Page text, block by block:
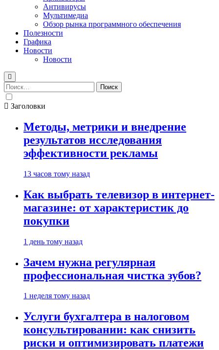
Антивирусы
Мультимедиа
Обзор рынка программного обеспечения
Полезности
Графика
Новости
Новости
Найти:
Заголовки
Методы, метрики и внедрение
результатов исследования
эффективности рекламы
13 часов тому назад
Как выбрать телевизор в интернет-
магазине: от характеристик до
покупки
1 день тому назад
Зачем нужна регулярная
профессиональная чистка зубов?
1 неделя тому назад
Услуги бухгалтера в налоговом
консультировании: как снизить
риски и оптимизировать платежи